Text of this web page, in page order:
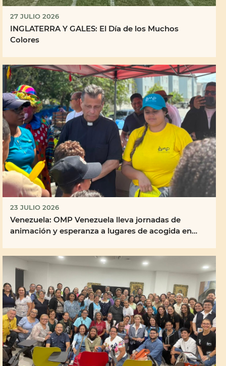
27 JULIO 2026
INGLATERRA Y GALES: El Día de los Muchos
Colores
23 JULIO 2026
Venezuela: OMP Venezuela lleva jornadas de
animación y esperanza a lugares de acogida en